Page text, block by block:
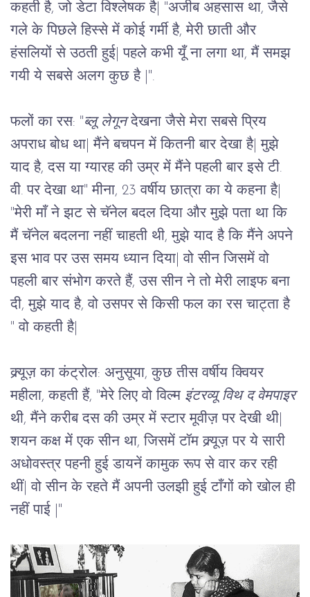
कहती है, जो डेटा विश्लेषक है| "अजीब अहसास था, जैसे
गले के पिछले हिस्से में कोई गर्मी है, मेरी छाती और
हंसलियों से उठती हुई पहले कभी यूँ ना लगा था, मैं समझ
गयी ये सबसे अलग कुछ है ".
फलों का रस: "ब्लू लेगून देखना जैसे मेरा सबसे प्रिय
अपराध बोध था मैंने बचपन में कितनी बार देखा है| मुझे
याद है, दस या ग्यारह की उम्र में मैंने पहली बार इसे टी.
वी. पर देखा था" मीना, 23 वर्षीय छात्रा का ये कहना है|
"मेरी माँ ने झट से चॅनेल बदल दिया और मुझे पता था कि
मैं चॅनेल बदलना नहीं चाहती थी, मुझे याद है कि मैंने अपने
इस भाव पर उस समय ध्यान दिया वो सीन जिसमें वो
पहली बार संभोग करते हैं, उस सीन ने तो मेरी लाइफ बना
दी, मुझे याद है, वो उसपर से किसी फल का रस चाट्ता है
" वो कहती है|
क्र्यूज़ का कंट्रोल: अनुसूया, कुछ तीस वर्षीय क्वियर
महीला, कहती हैं, "मेरे लिए वो विल्म इंटरव्यू विथ द वेमपाइर
थी, मैंने करीब दस की उम्र में स्टार मूवीज़ पर देखी थी
शयन कक्ष में एक सीन था, जिसमें टॉम क्र्यूज़ पर ये सारी
अधोवस्त्र पहनी हुई डायनें कामुक रूप से वार कर रही
थीं वो सीन के रहते मैं अपनी उलझी हुई टाँगों को खोल ही
नहीं पाई "